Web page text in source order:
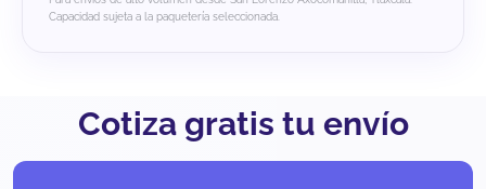
Capacidad sujeta a la paquetería seleccionada.
Cotiza gratis tu envío